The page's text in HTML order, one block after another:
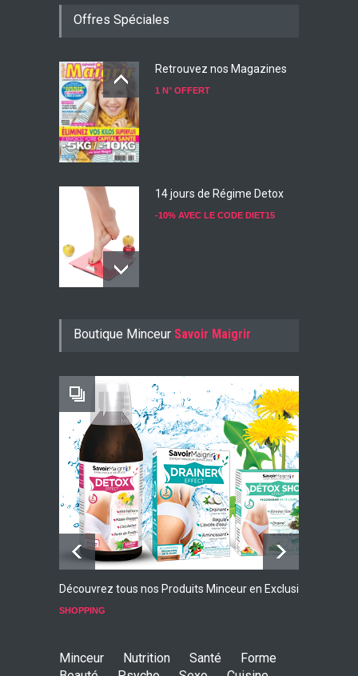
Offres Spéciales
Retrouvez nos Magazines
1 N° OFFERT
14 jours de Régime Detox
-10% AVEC LE CODE DIET15
-10% AVEC LE CODE KONJ10
Faites Votre Bilan Minceur
GRATUIT
Boutique Minceur Savoir Maigrir
Découvrez tous nos Produits Minceur en Exclusivité
SHOPPING
Minceur Nutrition Santé
Forme